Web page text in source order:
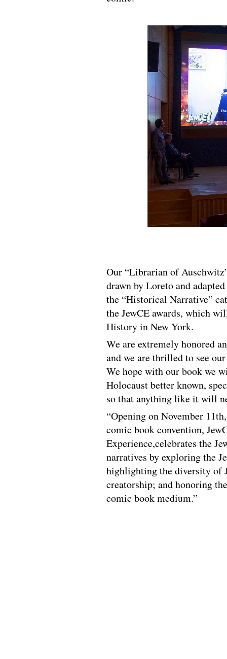
Our “Librarian of
drawn by Loreto and
the “Historical Narrative”
the JewCE awards, which
History in New York.
We are extremely honored
and we are thrilled to see
We hope with our book we
Holocaust better known,
so that anything like it will
“Opening on November
comic book convention,
Experience,celebrates the
narratives by exploring the
highlighting the diversity of
creatorship; and honoring
comic book medium.”